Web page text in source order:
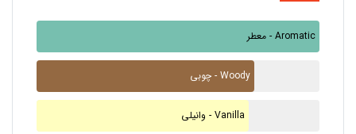
معطر - Aromatic
چوبی - Woody
وانیلی - Vanilla